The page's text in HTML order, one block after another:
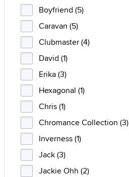
Boyfriend (5)
Caravan (5)
Clubmaster (4)
David (1)
Erika (3)
Hexagonal (1)
Chris (1)
Chromance Collection (3)
Inverness (1)
Jack (3)
Jackie Ohh (2)